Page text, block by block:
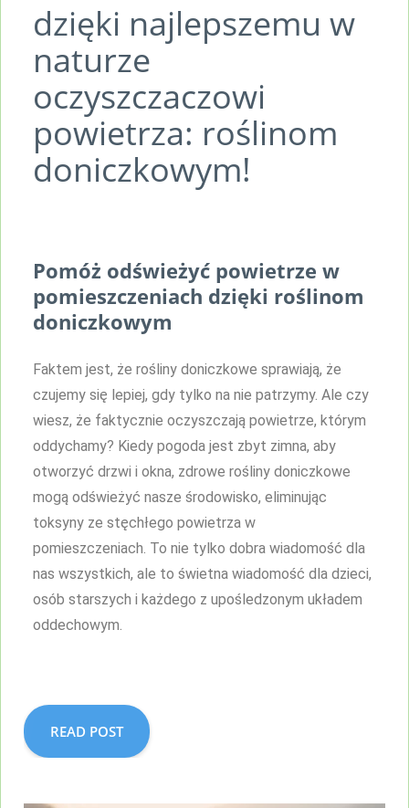
dzięki najlepszemu w
naturze
oczyszczaczowi
powietrza: roślinom
doniczkowym!
Pomóż odświeżyć powietrze w
pomieszczeniach dzięki roślinom
doniczkowym
Faktem jest, że rośliny doniczkowe sprawiają, że
czujemy się lepiej, gdy tylko na nie patrzymy. Ale czy
wiesz, że faktycznie oczyszczają powietrze, którym
oddychamy? Kiedy pogoda jest zbyt zimna, aby
otworzyć drzwi i okna, zdrowe rośliny doniczkowe
mogą odświeżyć nasze środowisko, eliminując
toksyny ze stęchłego powietrza w
pomieszczeniach. To nie tylko dobra wiadomość dla
nas wszystkich, ale to świetna wiadomość dla dzieci,
osób starszych i każdego z upośledzonym układem
oddechowym.
READ POST